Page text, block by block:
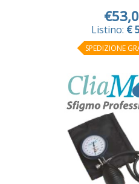
Listino: €
SPEDIZIONE